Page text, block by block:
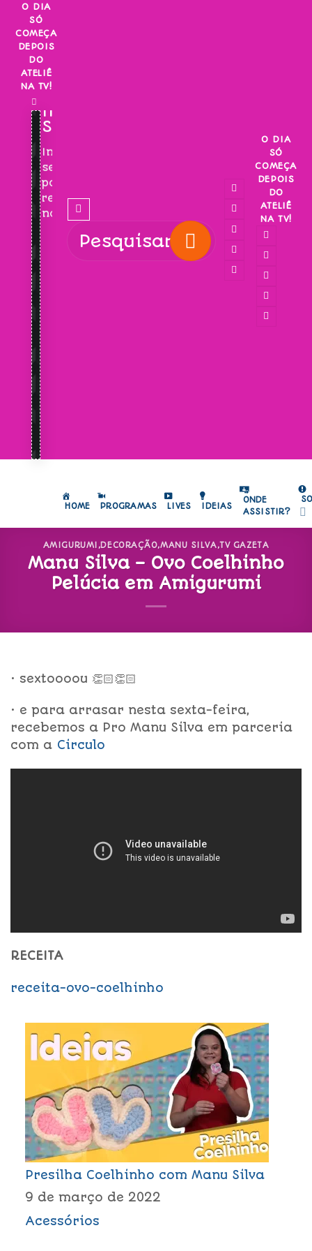
Skip
content
O DIA
SÓ
COMEÇA
DEPOIS
DO
ATELIÊ
NA TV!
INSCREVA-
SE!
Inscreva-
se
para
receber
novidades!
O DIA
SÓ
COMEÇA
DEPOIS
DO
ATELIÊ
NA TV!
HOME PROGRAMAS LIVES IDEIAS
ONDE
ASSISTIR?
AMIGURUMI ,DECORAÇÃO,MANU SILVA,TV GAZETA
Manu Silva – Ovo Coelhinho
Pelúcia em Amigurumi
• sextoooou 👏🏻👏🏻
• e para arrasar nesta sexta-feira,
recebemos a Pro Manu Silva em parceria
com a Circulo
RECEITA
receita-ovo-coelhinho
Presilha Coelhinho com Manu Silva
9 de março de 2022
Acessórios